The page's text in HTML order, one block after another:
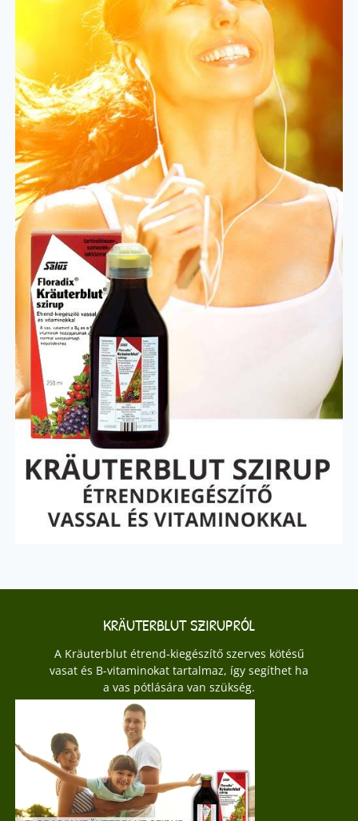
KRÄUTERBLUT SZIRUPRÓL
A Kräuterblut étrend-kiegészítő szerves kötésű
vasat és B-vitaminokat tartalmaz, így segíthet ha
a vas pótlására van szükség.